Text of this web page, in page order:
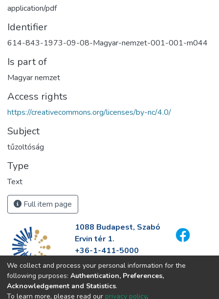
application/pdf
Identifier
614-843-1973-09-08-Magyar-nemzet-001-001-m044
Is part of
Magyar nemzet
Access rights
https://creativecommons.org/licenses/by-nc/4.0/
Subject
tűzoltóság
Type
Text
Full item page
1088 Budapest, Szabó
Ervin tér 1.
+36-1-411-5000
info@fszek.hu
https://fszek.hu
We collect and process your personal information for the
following purposes: Authentication, Preferences,
Acknowledgement and Statistics.
To learn more, please read our privacy policy.